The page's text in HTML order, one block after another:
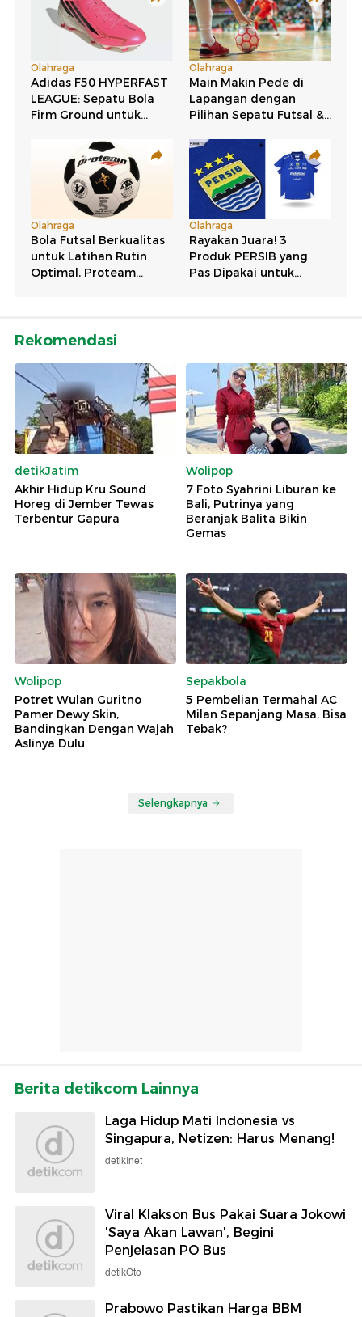
Rekomendasi
detikJatim
Akhir Hidup Kru Sound
Horeg di Jember Tewas
Terbentur Gapura
Wolipop
7 Foto Syahrini Liburan ke
Bali, Putrinya yang
Beranjak Balita Bikin
Gemas
Wolipop
Potret Wulan Guritno
Pamer Dewy Skin,
Bandingkan Dengan Wajah
Aslinya Dulu
Sepakbola
5 Pembelian Termahal AC
Milan Sepanjang Masa, Bisa
Tebak?
Selengkapnya
Berita detikcom Lainnya
Laga Hidup Mati Indonesia vs
Singapura, Netizen: Harus Menang!
detikInet
Viral Klakson Bus Pakai Suara Jokowi
'Saya Akan Lawan', Begini
Penjelasan PO Bus
detikOto
Prabowo Pastikan Harga BBM